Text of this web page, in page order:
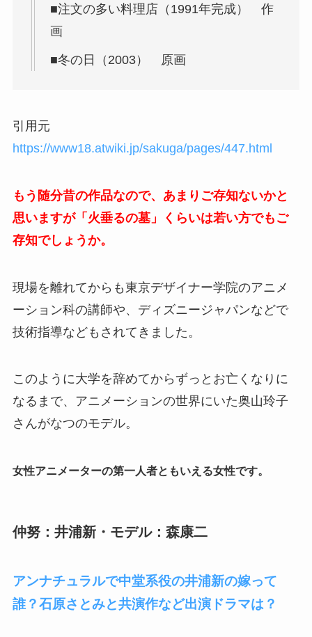
■注文の多い料理店（1991年完成） 作
画
■冬の日（2003） 原画
引用元
https://www18.atwiki.jp/sakuga/pages/447.html
もう随分昔の作品なので、あまりご存知ないかと
思いますが「火垂るの墓」くらいは若い方でもご
存知でしょうか。
現場を離れてからも東京デザイナー学院のアニメ
ーション科の講師や、ディズニージャパンなどで
技術指導などもされてきました。
このように大学を辞めてからずっとお亡くなりに
なるまで、アニメーションの世界にいた奥山玲子
さんがなつのモデル。
女性アニメーターの第一人者ともいえる女性です。
仲努：井浦新・モデル：森康二
アンナチュラルで中堂系役の井浦新の嫁って
誰？石原さとみと共演作など出演ドラマは？